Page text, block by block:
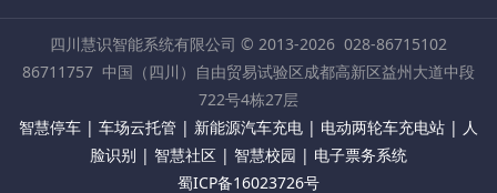
四川慧识智能系统有限公司 © 2013-2026 028-86715102
86711757 中国（四川）自由贸易试验区成都高新区益州大道中段
722号4栋27层
智慧停车 | 车场云托管 | 新能源汽车充电 | 电动两轮车充电站 | 人
脸识别 | 智慧社区 | 智慧校园 | 电子票务系统
蜀ICP备16023726号